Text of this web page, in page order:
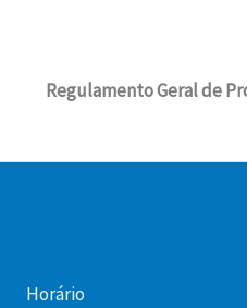
Regulamento Geral de
Horário